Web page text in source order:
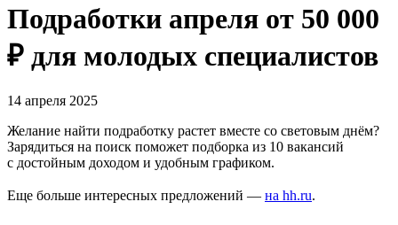
Подработки апреля от 50 000
₽ для молодых специалистов
14 апреля 2025
Желание найти подработку растет вместе со световым днём?
Зарядиться на поиск поможет подборка из 10 вакансий
с достойным доходом и удобным графиком.
Еще больше интересных предложений — на hh.ru.